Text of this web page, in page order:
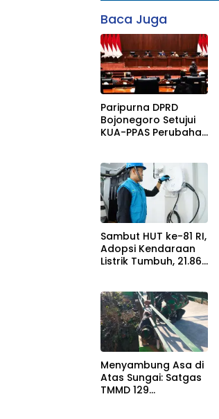
Baca Juga
Paripurna DPRD
Bojonegoro Setujui
KUA-PPAS Perubahan
Sambut HUT ke-81 RI,
Adopsi Kendaraan
Listrik Tumbuh, 21.865
Charging Services
PLN pada Semester I
2026
Menyambung Asa di
Atas Sungai: Satgas
TMMD 129